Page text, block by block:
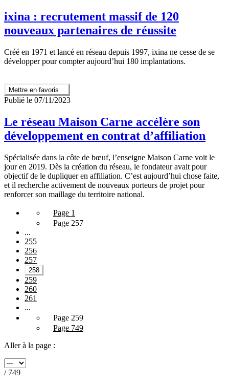
ixina : recrutement massif de 120
nouveaux partenaires de réussite
Créé en 1971 et lancé en réseau depuis 1997, ixina ne cesse de se
développer pour compter aujourd’hui 180 implantations.
Mettre en favoris
Publié le 07/11/2023
Le réseau Maison Carne accélère son
développement en contrat d’affiliation
Spécialisée dans la côte de bœuf, l’enseigne Maison Carne voit le
jour en 2019. Dès la création du réseau, le fondateur avait pour
objectif de le dupliquer en affiliation. C’est aujourd’hui chose faite,
et il recherche activement de nouveaux porteurs de projet pour
renforcer son maillage du territoire national.
Page 1
Page 257
...
255
256
257
258
259
260
261
...
Page 259
Page 749
Aller à la page :
/ 749